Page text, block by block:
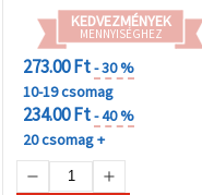
KEDVEZMÉNYEK
MENNYISÉGHEZ
273.00 Ft- 30 %
10-19 csomag
234.00 Ft- 40 %
20 csomag +